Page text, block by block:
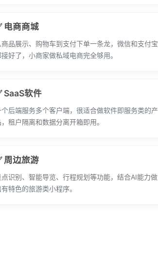
电商商城
商品展示、购物车到支付下单一条龙，微信和支付宝
好了，小商家做私域电商完全够用。
SaaS软件
个后端服务多个客户端，很适合做软件即服务类的产
，租户隔离和数据分离开箱即用。
周边旅游
点识别、智能导览、行程规划等功能，结合AI能力做
有特色的旅游类小程序。